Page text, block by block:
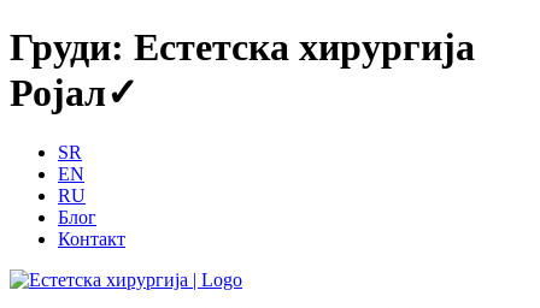
Груди: Естетска хирургија
Ројал✓
SR
EN
RU
Блог
Контакт